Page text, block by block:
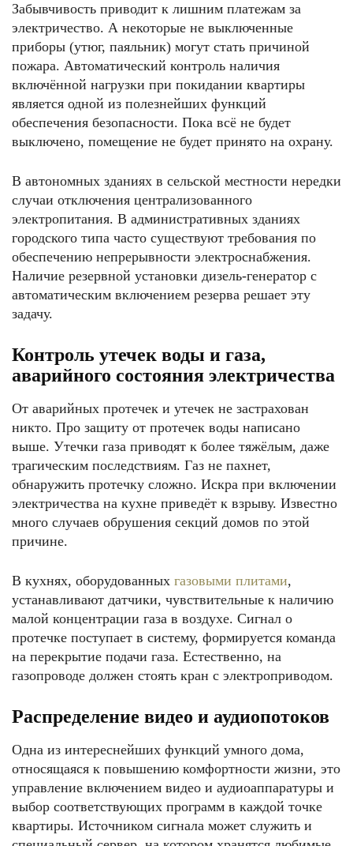
Забывчивость приводит к лишним платежам за
электричество. А некоторые не выключенные
приборы (утюг, паяльник) могут стать причиной
пожара. Автоматический контроль наличия
включённой нагрузки при покидании квартиры
является одной из полезнейших функций
обеспечения безопасности. Пока всё не будет
выключено, помещение не будет принято на охрану.
В автономных зданиях в сельской местности нередки
случаи отключения централизованного
электропитания. В административных зданиях
городского типа часто существуют требования по
обеспечению непрерывности электроснабжения.
Наличие резервной установки дизель-генератор с
автоматическим включением резерва решает эту
задачу.
Контроль утечек воды и газа,
аварийного состояния электричества
От аварийных протечек и утечек не застрахован
никто. Про защиту от протечек воды написано
выше. Утечки газа приводят к более тяжёлым, даже
трагическим последствиям. Газ не пахнет,
обнаружить протечку сложно. Искра при включении
электричества на кухне приведёт к взрыву. Известно
много случаев обрушения секций домов по этой
причине.
В кухнях, оборудованных газовыми плитами,
устанавливают датчики, чувствительные к наличию
малой концентрации газа в воздухе. Сигнал о
протечке поступает в систему, формируется команда
на перекрытие подачи газа. Естественно, на
газопроводе должен стоять кран с электроприводом.
Распределение видео и аудиопотоков
Одна из интереснейших функций умного дома,
относящаяся к повышению комфортности жизни, это
управление включением видео и аудиоаппаратуры и
выбор соответствующих программ в каждой точке
квартиры. Источником сигнала может служить и